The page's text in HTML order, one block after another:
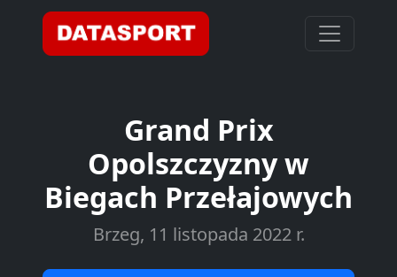
Grand Prix
Opolszczyzny w
Biegach Przełajowych
Brzeg, 11 listopada 2022 r.